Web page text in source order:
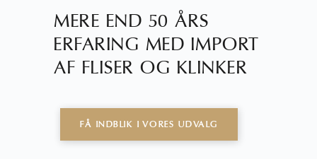
MERE END 50 ÅRS
ERFARING MED IMPORT
AF FLISER OG KLINKER
FÅ INDBLIK I VORES UDVALG